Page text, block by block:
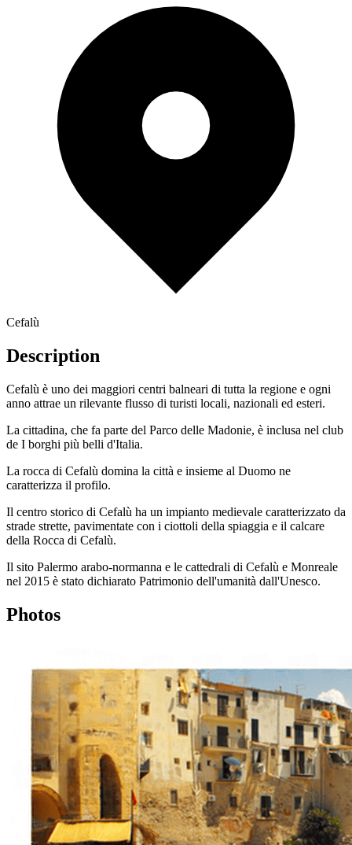
Cefalù
Description
Cefalù è uno dei maggiori centri balneari di tutta la regione e ogni
anno attrae un rilevante flusso di turisti locali, nazionali ed esteri.
La cittadina, che fa parte del Parco delle Madonie, è inclusa nel club
de I borghi più belli d'Italia.
La rocca di Cefalù domina la città e insieme al Duomo ne
caratterizza il profilo.
Il centro storico di Cefalù ha un impianto medievale caratterizzato da
strade strette, pavimentate con i ciottoli della spiaggia e il calcare
della Rocca di Cefalù.
Il sito Palermo arabo-normanna e le cattedrali di Cefalù e Monreale
nel 2015 è stato dichiarato Patrimonio dell'umanità dall'Unesco.
Photos